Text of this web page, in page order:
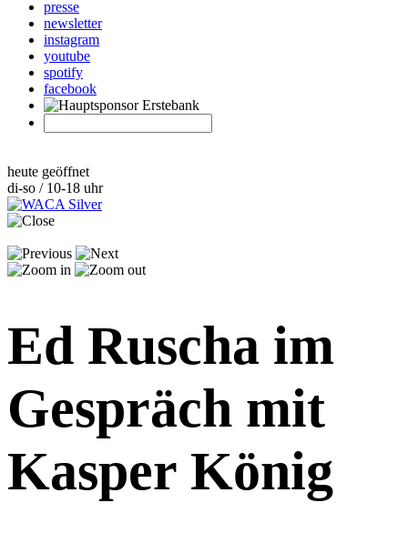
presse
newsletter
instagram
youtube
spotify
facebook
heute geöffnet
di-so / 10-18 uhr
Ed Ruscha im
Gespräch mit
Kasper König